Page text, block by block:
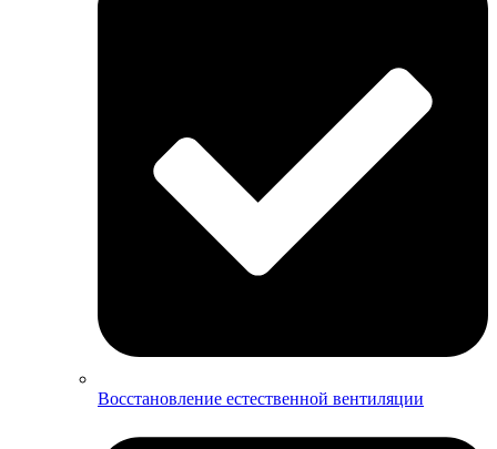
Восстановление естественной вентиляции